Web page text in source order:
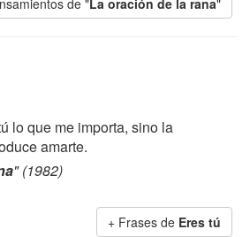
de "La oración de la rana"
lo que me importa, sino la
amarte.
" (1982)
+ Frases de Eres tú